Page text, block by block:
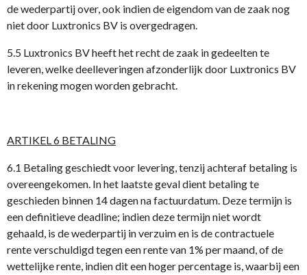
de wederpartij over, ook indien de eigendom van de zaak nog
niet door Luxtronics BV is overgedragen.
5.5 Luxtronics BV heeft het recht de zaak in gedeelten te
leveren, welke deelleveringen afzonderlijk door Luxtronics BV
in rekening mogen worden gebracht.
ARTIKEL 6 BETALING
6.1 Betaling geschiedt voor levering, tenzij achteraf betaling is
overeengekomen. In het laatste geval dient betaling te
geschieden binnen 14 dagen na factuurdatum. Deze termijn is
een definitieve deadline; indien deze termijn niet wordt
gehaald, is de wederpartij in verzuim en is de contractuele
rente verschuldigd tegen een rente van 1% per maand, of de
wettelijke rente, indien dit een hoger percentage is, waarbij een